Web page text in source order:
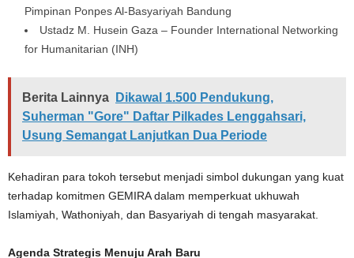
Pimpinan Ponpes Al-Basyariyah Bandung
Ustadz M. Husein Gaza – Founder International Networking
for Humanitarian (INH)
Berita Lainnya
Dikawal 1.500 Pendukung,
Suherman "Gore" Daftar Pilkades Lenggahsari,
Usung Semangat Lanjutkan Dua Periode
Kehadiran para tokoh tersebut menjadi simbol dukungan yang kuat
terhadap komitmen GEMIRA dalam memperkuat ukhuwah
Islamiyah, Wathoniyah, dan Basyariyah di tengah masyarakat.
Agenda Strategis Menuju Arah Baru